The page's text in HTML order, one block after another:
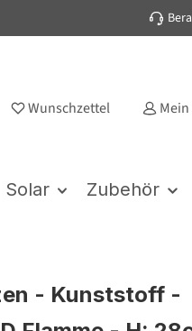
Wunschzettel
Solar Zubehör
- Kunststoff -